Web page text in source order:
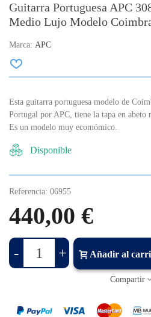
Guitarra Portuguesa APC
Medio Lujo Modelo
Marca: APC
Esta guitarra portuguesa modelo de
Portugal por APC, tiene la tapa en abeto
Es un modelo muy ecomómico.
Disponible
Referencia: 06955
440,00 €
- + Añadir al
Compartir